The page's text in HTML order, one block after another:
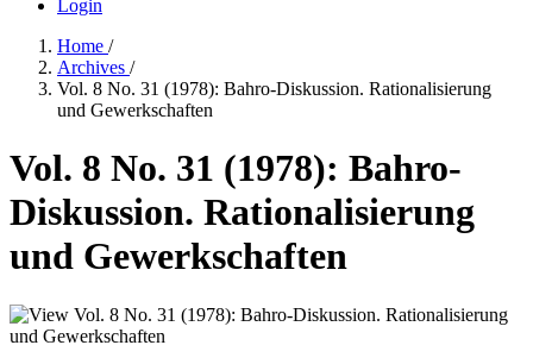
Login
Home /
Archives /
Vol. 8 No. 31 (1978): Bahro-Diskussion. Rationalisierung
und Gewerkschaften
Vol. 8 No. 31 (1978): Bahro-
Diskussion. Rationalisierung
und Gewerkschaften